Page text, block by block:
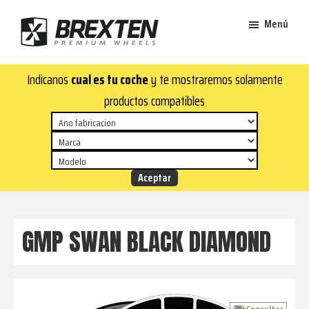
contenido
principal
de
página
Brexten
aluminio
premium
¡En
Brexten.com
encontrarás
aluminio
top!
y
estilo
Menú
Indicanos cual es tu cochey te mostraremos solamente
productos compatibles
GMP SWAN BLACK DIAMOND